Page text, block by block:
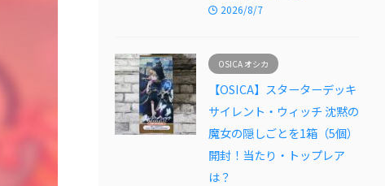
2026/8/7
OSICA オシカ
【OSICA】スターターデッキ
サイレント・ウィッチ 沈黙の
魔女の隠しごとを1箱（5個）
開封！当たり・トップレア
は？